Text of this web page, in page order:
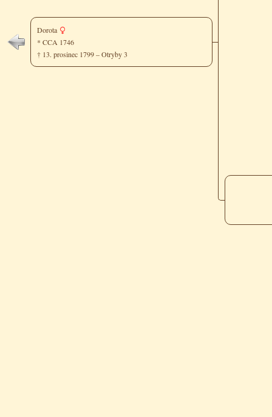
Dorota
* CCA 1746
† 13. prosinec 1799 – Otryby 3